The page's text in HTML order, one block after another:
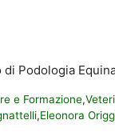
di Podologia
e Formazione,
,Eleonora